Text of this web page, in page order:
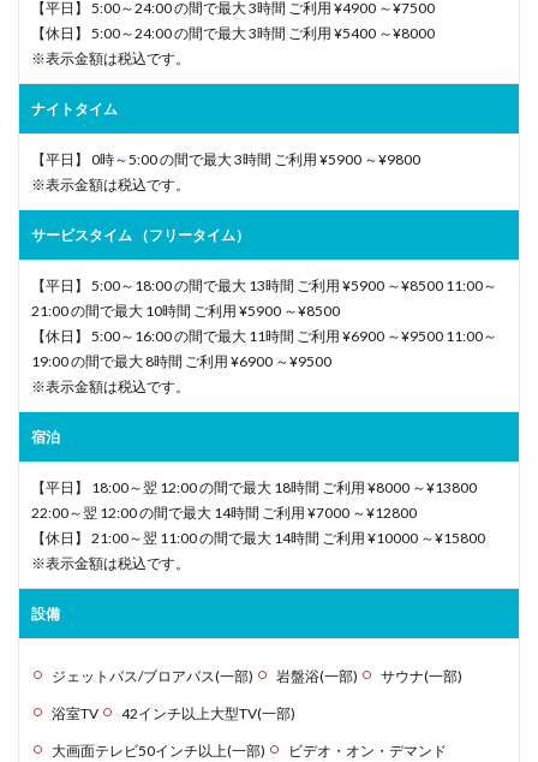
【平日】 5:00～24:00 の間で最大 3時間 ご利用 ¥4900 ～¥7500
【休日】 5:00～24:00 の間で最大 3時間 ご利用 ¥5400 ～¥8000
※表示金額は税込です。
ナイトタイム
【平日】 0時～5:00 の間で最大 3時間 ご利用 ¥5900 ～¥9800
※表示金額は税込です。
サービスタイム （フリータイム）
【平日】 5:00～18:00 の間で最大 13時間 ご利用 ¥5900 ～¥8500 11:00～
21:00 の間で最大 10時間 ご利用 ¥5900 ～¥8500
【休日】 5:00～16:00 の間で最大 11時間 ご利用 ¥6900 ～¥9500 11:00～
19:00 の間で最大 8時間 ご利用 ¥6900 ～¥9500
※表示金額は税込です。
宿泊
【平日】 18:00～翌 12:00 の間で最大 18時間 ご利用 ¥8000 ～¥13800
22:00～翌 12:00 の間で最大 14時間 ご利用 ¥7000 ～¥12800
【休日】 21:00～翌 11:00 の間で最大 14時間 ご利用 ¥10000 ～¥15800
※表示金額は税込です。
設備
ジェットバス/ブロアバス(一部) 岩盤浴(一部) サウナ(一部)
浴室TV 42インチ以上大型TV(一部)
大画面テレビ50インチ以上(一部) ビデオ・オン・デマンド